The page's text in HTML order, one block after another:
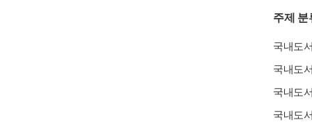
주제 분
국내도
국내도
국내도
국내도